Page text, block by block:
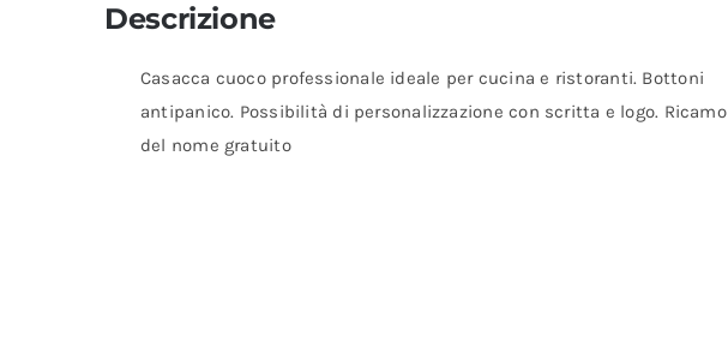
Descrizione
Casacca cuoco professionale ideale per cucina e ristoranti. Bottoni
antipanico. Possibilità di personalizzazione con scritta e logo. Ricamo
del nome gratuito